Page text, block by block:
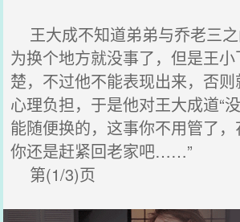
王大成不知道弟弟与乔老三
为换个地方就没事了，但是王
楚，不过他不能表现出来，否
心理负担，于是他对王大成道“
能随便换的，这事你不用管了，
你还是赶紧回老家吧……”
第(1/3)页